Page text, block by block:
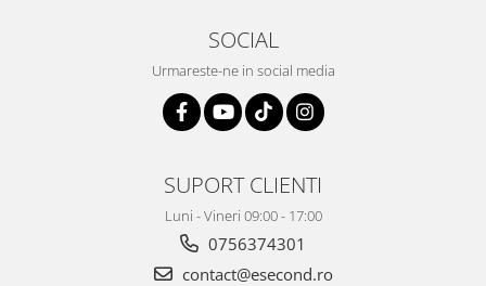
Desktop PC & Monitoare
Imprimante, Scanere &
Retelistica & Supraveghere
Servere, Componente & UPS
Sport & Activitati in aer liber
SOCIAL
Urmareste-ne in social media
SUPORT CLIENTI
Luni - Vineri 09:00 - 17:00
0756374301
contact@esecond.ro